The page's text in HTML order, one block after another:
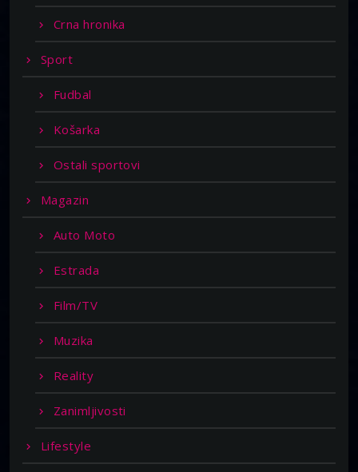
Crna hronika
Sport
Fudbal
Košarka
Ostali sportovi
Magazin
Auto Moto
Estrada
Film/TV
Muzika
Reality
Zanimljivosti
Lifestyle